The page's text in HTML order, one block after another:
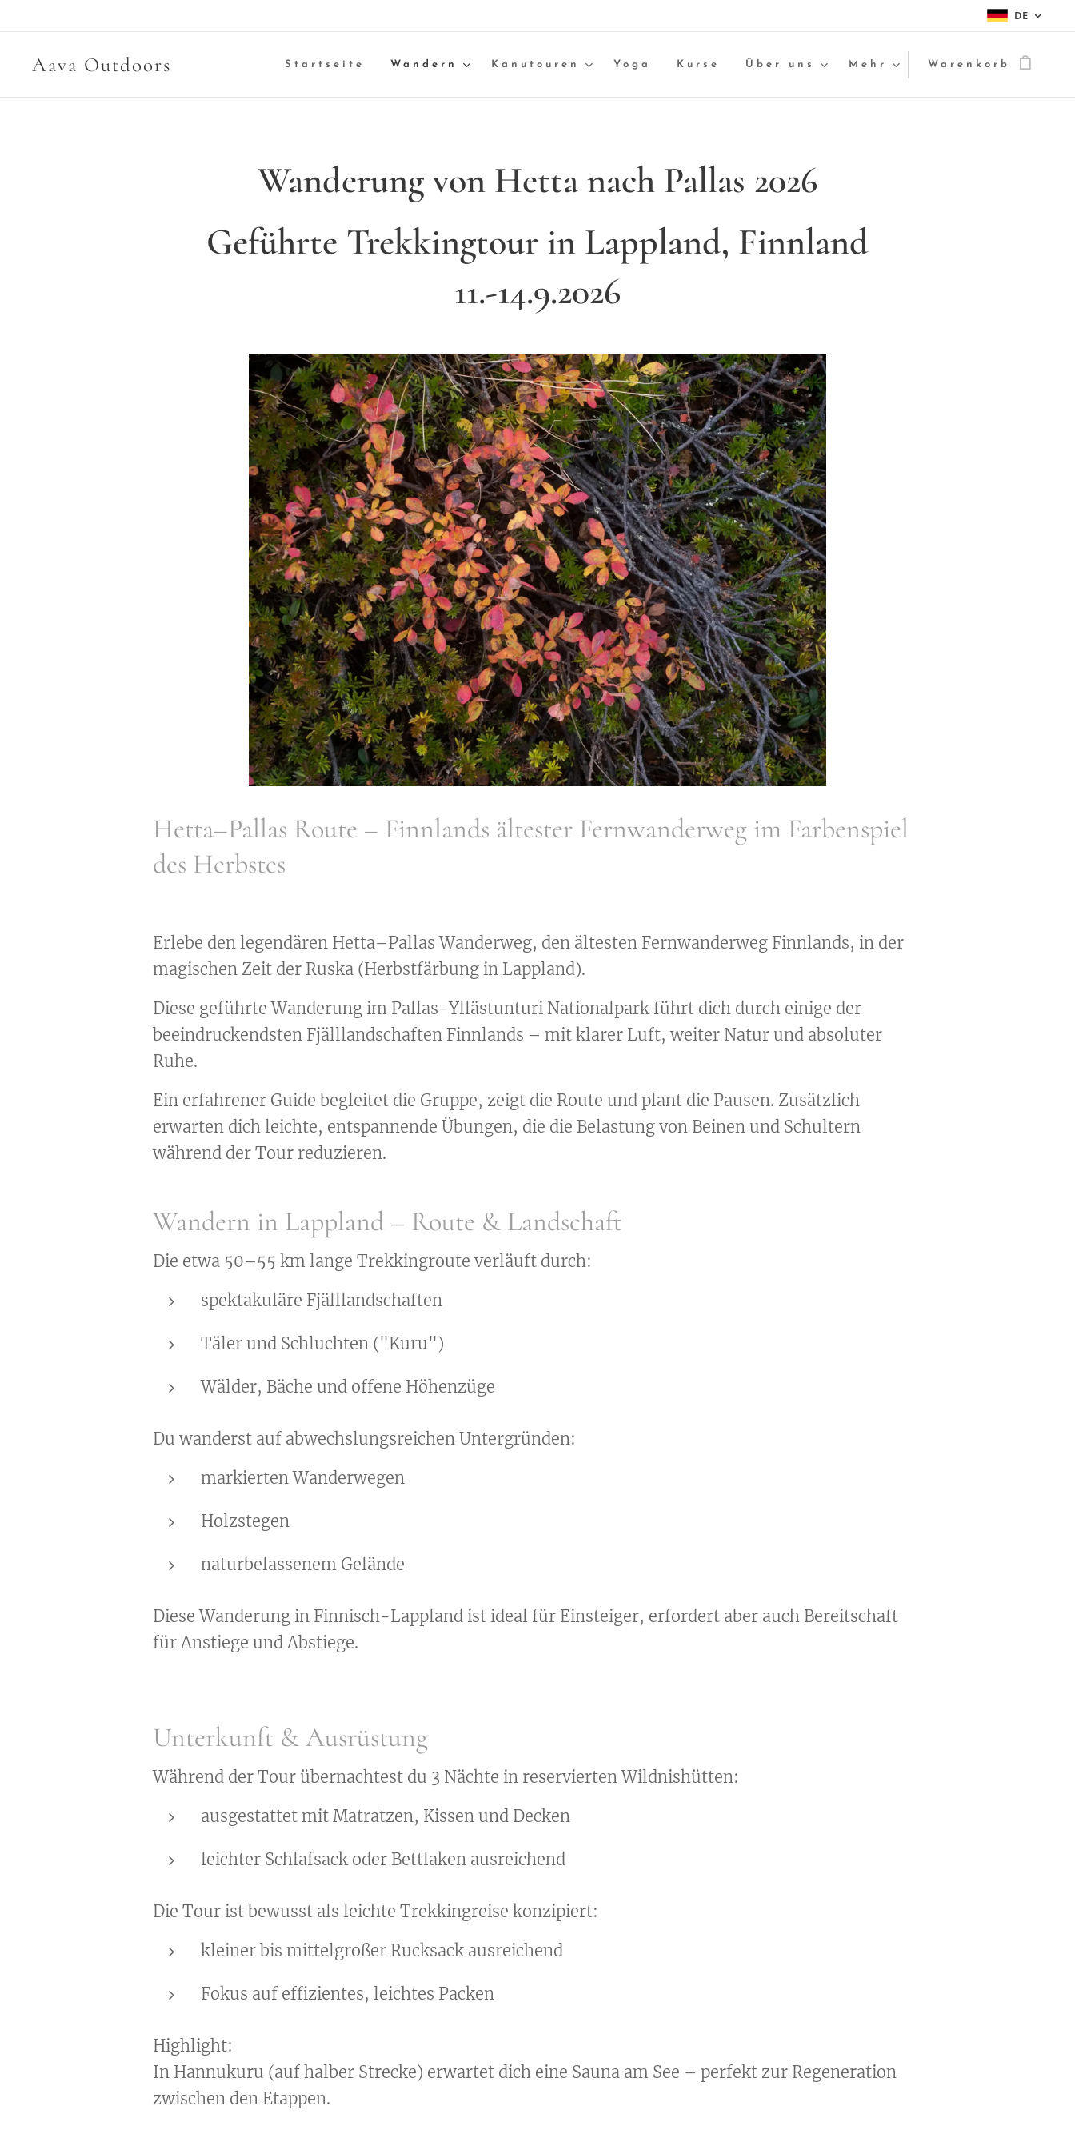
DE
Aava Outdoors Startseite Wandern Kanutouren Yoga Kurse Über uns Mehr Warenkorb
Wanderung von Hetta nach Pallas 2026
Geführte Trekkingtour in Lappland, Finnland
11.-14.9.2026
Hetta–Pallas Route – Finnlands ältester Fernwanderweg im Farbenspiel
des Herbstes
Erlebe den legendären Hetta–Pallas Wanderweg, den ältesten Fernwanderweg Finnlands, in der
magischen Zeit der Ruska (Herbstfärbung in Lappland).
Diese geführte Wanderung im Pallas-Yllästunturi Nationalpark führt dich durch einige der
beeindruckendsten Fjälllandschaften Finnlands – mit klarer Luft, weiter Natur und absoluter
Ruhe.
Ein erfahrener Guide begleitet die Gruppe, zeigt die Route und plant die Pausen. Zusätzlich
erwarten dich leichte, entspannende Übungen, die die Belastung von Beinen und Schultern
während der Tour reduzieren.
Wandern in Lappland – Route & Landschaft
Die etwa 50–55 km lange Trekkingroute verläuft durch:
spektakuläre Fjälllandschaften
Täler und Schluchten ("Kuru")
Wälder, Bäche und offene Höhenzüge
Du wanderst auf abwechslungsreichen Untergründen:
markierten Wanderwegen
Holzstegen
naturbelassenem Gelände
Diese Wanderung in Finnisch-Lappland ist ideal für Einsteiger, erfordert aber auch Bereitschaft
für Anstiege und Abstiege.
Unterkunft & Ausrüstung
Während der Tour übernachtest du 3 Nächte in reservierten Wildnishütten:
ausgestattet mit Matratzen, Kissen und Decken
leichter Schlafsack oder Bettlaken ausreichend
Die Tour ist bewusst als leichte Trekkingreise konzipiert:
kleiner bis mittelgroßer Rucksack ausreichend
Fokus auf effizientes, leichtes Packen
Highlight:
In Hannukuru (auf halber Strecke) erwartet dich eine Sauna am See – perfekt zur Regeneration
zwischen den Etappen.